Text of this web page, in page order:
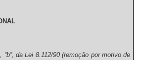
da Lei 8.112/90 (remoção por motivo de